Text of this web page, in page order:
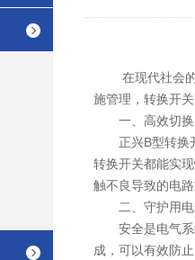
在现代社会的
施管理，转换开
一、高效切换
正兴B型转换开
转换开关都能实
触不良导致的电
二、守护用电
安全是电气系
成，可以有效防